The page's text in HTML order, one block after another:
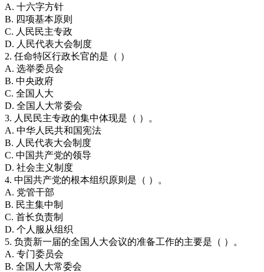
A. 十六字方针
B. 四项基本原则
C. 人民民主专政
D. 人民代表大会制度
2. 任命特区行政长官的是（ ）
A. 选举委员会
B. 中央政府
C. 全国人大
D. 全国人大常委会
3. 人民民主专政的集中体现是（ ）。
A. 中华人民共和国宪法
B. 人民代表大会制度
C. 中国共产党的领导
D. 社会主义制度
4. 中国共产党的根本组织原则是（ ）。
A. 党管干部
B. 民主集中制
C. 首长负责制
D. 个人服从组织
5. 负责新一届的全国人大会议的准备工作的主要是（ ）。
A. 专门委员会
B. 全国人大常委会